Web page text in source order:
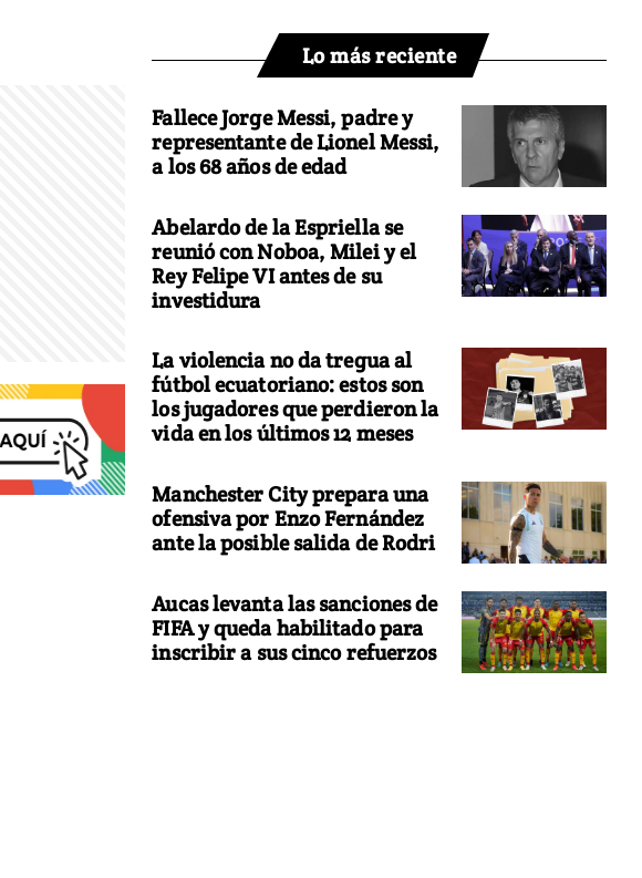
Lo más reciente
Fallece Jorge Messi, padre y
representante de Lionel Messi,
a los 68 años de edad
Abelardo de la Espriella se
reunió con Noboa, Milei y el
Rey Felipe VI antes de su
investidura
La violencia no da tregua al
fútbol ecuatoriano: estos son
los jugadores que perdieron la
vida en los últimos 12 meses
Manchester City prepara una
ofensiva por Enzo Fernández
ante la posible salida de Rodri
Aucas levanta las sanciones de
FIFA y queda habilitado para
inscribir a sus cinco refuerzos